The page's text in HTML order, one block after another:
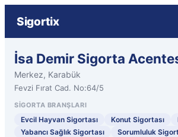
Sigortix
İsa Demir Sigorta
Merkez, Karabük
Fevzi Fırat Cad. No:64/5
SIGORTA BRANŞLARI
Evcil Hayvan Sigortası Konut Sigortası
Yabancı Sağlık Sigortası
Sorumluluk